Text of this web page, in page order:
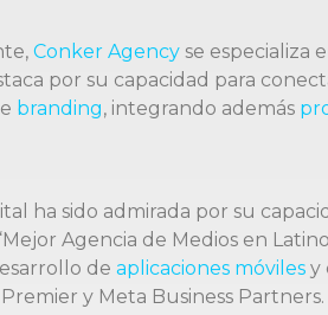
Conker Agency se especializa
por su capacidad para
branding, integrando además
ha sido admirada por su
Agencia de Medios en
de aplicaciones móviles y
y Meta Business Partners.